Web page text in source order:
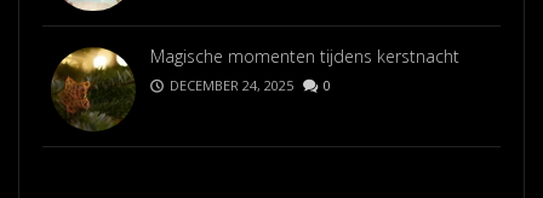
Magische momenten tijdens kerstnacht
DECEMBER 24, 2025 0